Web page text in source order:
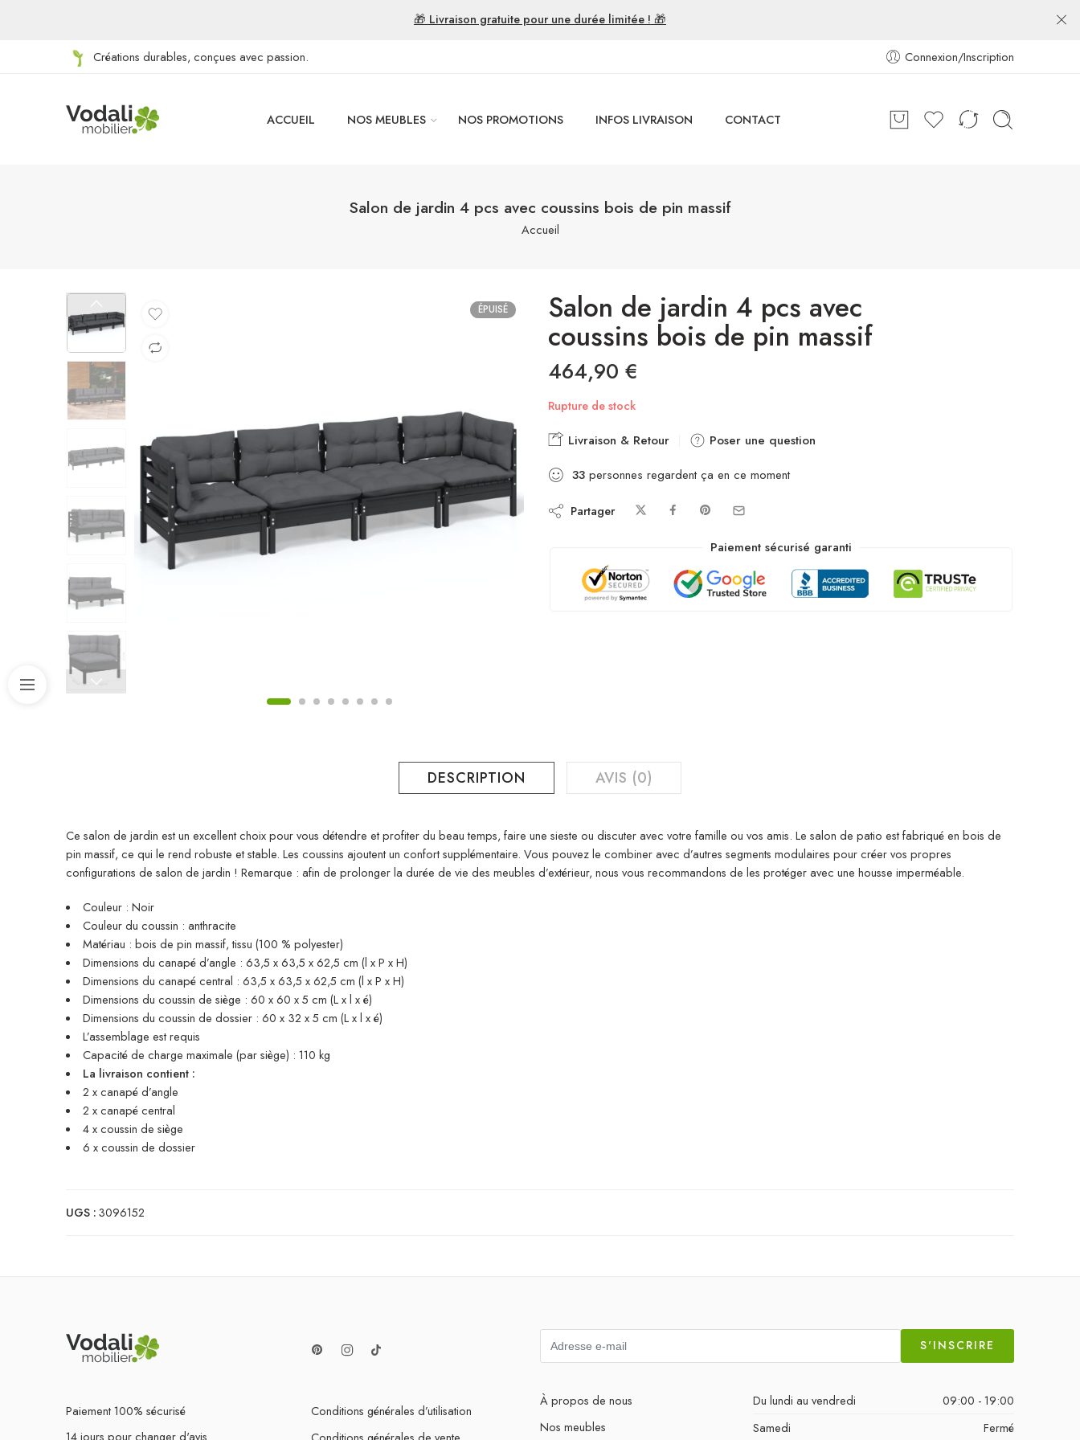
🎁 Livraison gratuite pour une durée limitée ! 🎁
Créations durables, conçues avec passion. Connexion/Inscription
ACCUEIL NOS MEUBLES NOS PROMOTIONS INFOS LIVRAISON CONTACT
Salon de jardin 4 pcs avec coussins bois de pin massif
Accueil
ÉPUISÉ Salon de jardin 4 pcs avec
coussins bois de pin massif
464,90 €
Rupture de stock
Livraison & Retour
Poser une question
33 personnes regardent ça en ce moment
Partager
Paiement sécurisé garanti
DESCRIPTION AVIS (0)
Ce salon de jardin est un excellent choix pour vous détendre et profiter du beau temps, faire une sieste ou discuter avec votre famille ou vos amis. Le salon de patio est fabriqué en bois de
pin massif, ce qui le rend robuste et stable. Les coussins ajoutent un confort supplémentaire. Vous pouvez le combiner avec d’autres segments modulaires pour créer vos propres
configurations de salon de jardin ! Remarque : afin de prolonger la durée de vie des meubles d’extérieur, nous vous recommandons de les protéger avec une housse imperméable.
Couleur : Noir
Couleur du coussin : anthracite
Matériau : bois de pin massif, tissu (100 % polyester)
Dimensions du canapé d’angle : 63,5 x 63,5 x 62,5 cm (l x P x H)
Dimensions du canapé central : 63,5 x 63,5 x 62,5 cm (l x P x H)
Dimensions du coussin de siège : 60 x 60 x 5 cm (L x l x é)
Dimensions du coussin de dossier : 60 x 32 x 5 cm (L x l x é)
L’assemblage est requis
Capacité de charge maximale (par siège) : 110 kg
La livraison contient :
2 x canapé d’angle
2 x canapé central
4 x coussin de siège
6 x coussin de dossier
UGS :3096152
Paiement 100% sécurisé
14 jours pour changer d'avis
Conditions générales d’utilisation
S'INSCRIRE
À propos de nous
Nos meubles
Du lundi au vendredi
09:00 - 19:00
Samedi
Fermé